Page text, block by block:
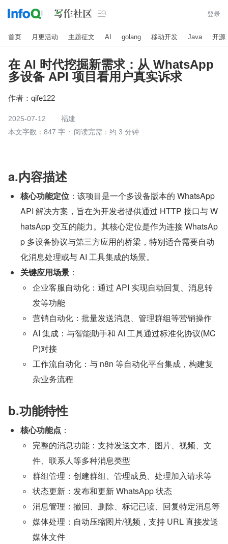
 登录
首页 月更活动 主题征文 AI golang 移动开发 Java 开源
在 AI 时代挖掘新需求：从 WhatsApp
多设备 API 项目看用户真实诉求
作者： qife122
2025-07-12
福建
本文字数：847 字
阅读完需：约 3 分钟
a.内容描述
核心功能定位 ：该项目是一个多设备版本的 WhatsApp
API 解决方案，旨在为开发者提供通过 HTTP 接口与 W
hatsApp 交互的能力。其核心定位是作为连接 WhatsAp
p 多设备协议与第三方应用的桥梁，特别适合需要自动
化消息处理或与 AI 工具集成的场景。
关键应用场景 ：
企业客服自动化：通过 API 实现自动回复、消息转
发等功能
营销自动化：批量发送消息、管理群组等营销操作
AI 集成：与智能助手和 AI 工具通过标准化协议(MC
P)对接
工作流自动化：与 n8n 等自动化平台集成，构建复
杂业务流程
b.功能特性
核心功能点 ：
完整的消息功能：支持发送文本、图片、视频、文
件、联系人等多种消息类型
群组管理：创建群组、管理成员、处理加入请求等
状态更新：发布和更新 WhatsApp 状态
消息管理：撤回、删除、标记已读、回复特定消息等
媒体处理：自动压缩图片/视频，支持 URL 直接发送
媒体文件